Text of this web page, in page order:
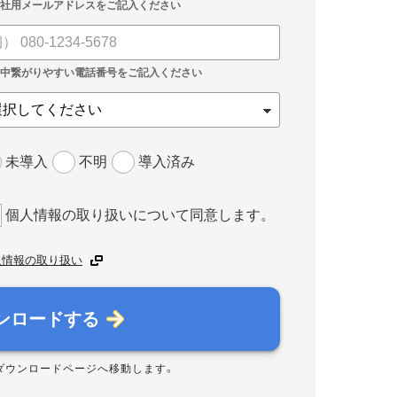
未導入 不明 導入済み
個人情報の取り扱いについて同意します。
報の取り扱い
ロードする
ウンロードページへ移動します。